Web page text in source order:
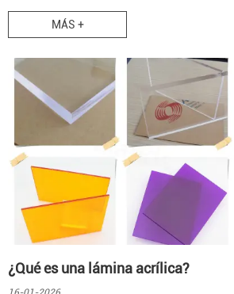
MÁS +
¿Qué es una lámina acrílica?